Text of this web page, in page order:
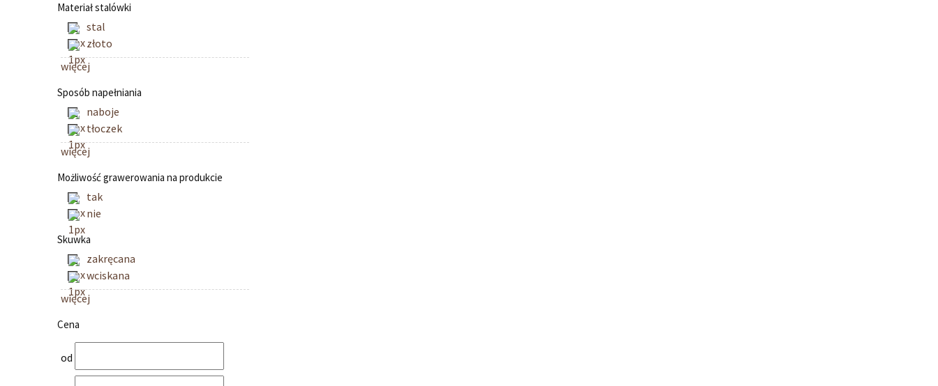
Materiał stalówki
stal
złoto
więcej
Sposób napełniania
naboje
tłoczek
więcej
Możliwość grawerowania na produkcie
tak
nie
Skuwka
zakręcana
wciskana
więcej
Cena
od